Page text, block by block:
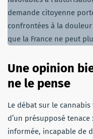
demande citoyenne
confrontées à la
que la France ne peut
Une opinion
ne le pense
Le débat sur le
d’un présupposé
informée, incapable de